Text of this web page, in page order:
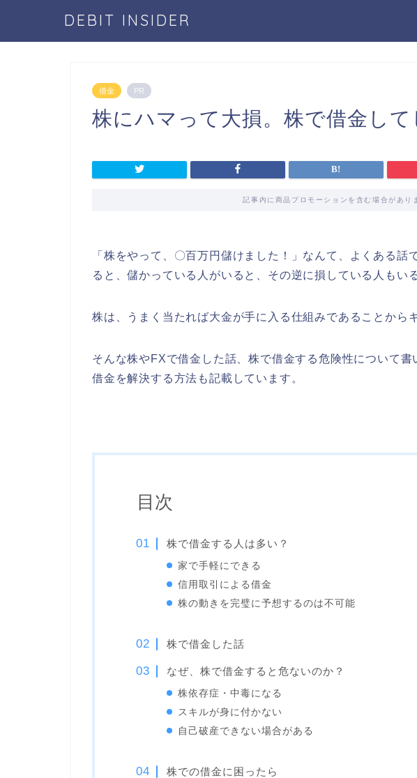
DEBIT INSIDER
借金 PR
株にハマって大損。株で借金して
記事内に商品プロモーションを含む場合があり
「株をやって、〇百万円儲けました！」なんて、よくある話
ると、儲かっている人がいると、その逆に損している人もい
株は、うまく当たれば大金が手に入る仕組みであることから
そんな株やFXで借金した話、株で借金する危険性について書
借金を解決する方法も記載しています。
目次
株で借金する人は多い？
家で手軽にできる
信用取引による借金
株の動きを完璧に予想するのは不可能
株で借金した話
なぜ、株で借金すると危ないのか？
株依存症・中毒になる
スキルが身に付かない
自己破産できない場合がある
株での借金に困ったら